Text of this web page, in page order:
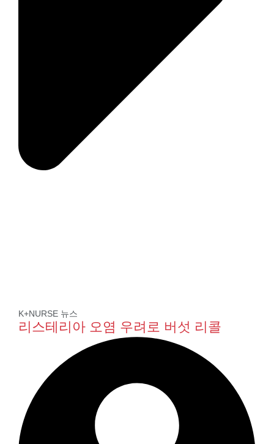
K+NURSE 뉴스
리스테리아 오염 우려로 버섯 리콜